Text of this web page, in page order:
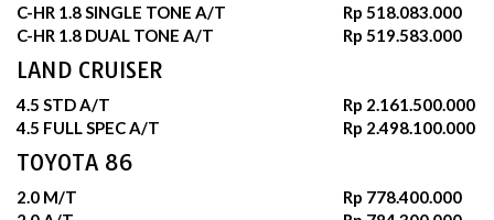
C-HR 1.8 SINGLE TONE A/T
Rp 518.083.000
C-HR 1.8 DUAL TONE A/T
Rp 519.583.000
LAND CRUISER
4.5 STD A/T
Rp 2.161.500.000
4.5 FULL SPEC A/T
Rp 2.498.100.000
TOYOTA 86
2.0 M/T
Rp 778.400.000